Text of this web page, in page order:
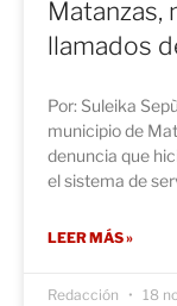
Matanzas,
llamados
Por: Suleika
municipio de
denuncia que
el sistema de
LEER MÁS »
Redacción 18